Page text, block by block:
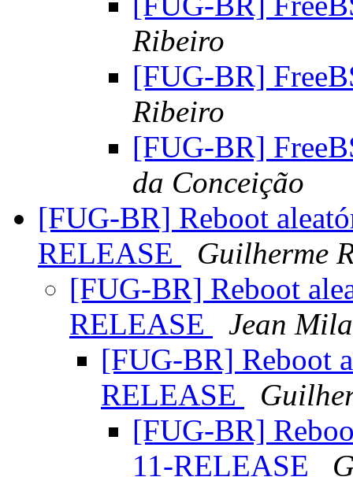
Ribeiro
[FUG-BR]
Ribeiro
[FUG-BR]
da Conceição
[FUG-BR] Reboot
RELEASE
Guilherme
[FUG-BR] Reboot
RELEASE
Jean
[FUG-BR] Reboot
RELEASE
[FUG-BR]
11-RELEASE